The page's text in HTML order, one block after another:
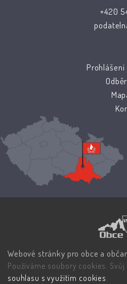
+420
Webové stránky pro obce a
Používáme soubory cookies.
souhlasu s využitím cookies.